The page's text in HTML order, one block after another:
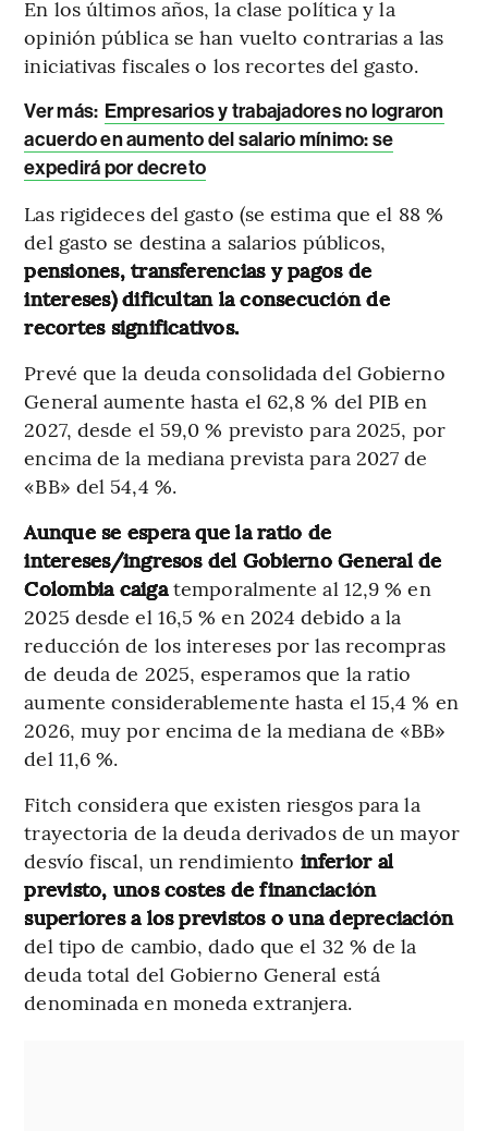
En los últimos años, la clase política y la
opinión pública se han vuelto contrarias a las
iniciativas fiscales o los recortes del gasto.
Ver más: Empresarios y trabajadores no lograron
acuerdo en aumento del salario mínimo: se
expedirá por decreto
Las rigideces del gasto (se estima que el 88 %
del gasto se destina a salarios públicos,
pensiones, transferencias y pagos de
intereses) dificultan la consecución de
recortes significativos.
Prevé que la deuda consolidada del Gobierno
General aumente hasta el 62,8 % del PIB en
2027, desde el 59,0 % previsto para 2025, por
encima de la mediana prevista para 2027 de
«BB» del 54,4 %.
Aunque se espera que la ratio de
intereses/ingresos del Gobierno General de
Colombia caigatemporalmente al 12,9 % en
2025 desde el 16,5 % en 2024 debido a la
reducción de los intereses por las recompras
de deuda de 2025, esperamos que la ratio
aumente considerablemente hasta el 15,4 % en
2026, muy por encima de la mediana de «BB»
del 11,6 %.
Fitch considera que existen riesgos para la
trayectoria de la deuda derivados de un mayor
desvío fiscal, un rendimiento inferior al
previsto, unos costes de financiación
superiores a los previstos o una depreciación
del tipo de cambio, dado que el 32 % de la
deuda total del Gobierno General está
denominada en moneda extranjera.